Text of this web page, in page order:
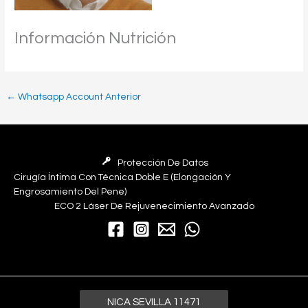
Información Nutrición
← Whatsapp Account Anterior
Protección De Datos
Cirugía Íntima Con Técnica Doble E (elongación Y
Engrosamiento Del Pene)
ECO 2 Láser De Rejuvenecimiento Avanzado
NICA SEVILLA 11471